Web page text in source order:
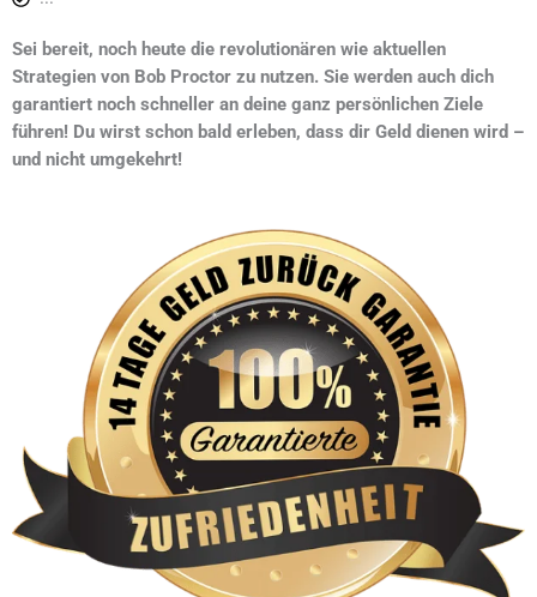
Sei bereit, noch heute die revolutionären wie aktuellen
Strategien von Bob Proctor zu nutzen. Sie werden auch dich
garantiert noch schneller an deine ganz persönlichen Ziele
führen! Du wirst schon bald erleben, dass dir Geld dienen wird –
und nicht umgekehrt!